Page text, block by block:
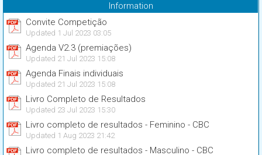
Information
Convite Competição
Updated 1 Jul 2023 03:05
Agenda V2.3 (premiações)
Updated 21 Jul 2023 15:08
Agenda Finais individuais
Updated 21 Jul 2023 15:08
Livro Completo de Resultados
Updated 23 Jul 2023 15:30
Livro completo de resultados - Feminino - CBC
Updated 1 Aug 2023 21:42
Livro completo de resultados - Masculino - CBC